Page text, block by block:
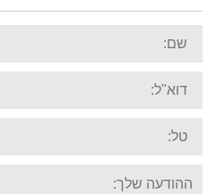
message: